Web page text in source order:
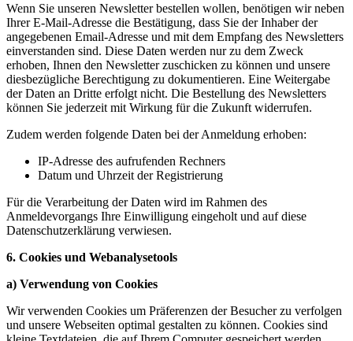
Wenn Sie unseren Newsletter bestellen wollen, benötigen wir neben
Ihrer E-Mail-Adresse die Bestätigung, dass Sie der Inhaber der
angegebenen Email-Adresse und mit dem Empfang des Newsletters
einverstanden sind. Diese Daten werden nur zu dem Zweck
erhoben, Ihnen den Newsletter zuschicken zu können und unsere
diesbezügliche Berechtigung zu dokumentieren. Eine Weitergabe
der Daten an Dritte erfolgt nicht. Die Bestellung des Newsletters
können Sie jederzeit mit Wirkung für die Zukunft widerrufen.
Zudem werden folgende Daten bei der Anmeldung erhoben:
IP-Adresse des aufrufenden Rechners
Datum und Uhrzeit der Registrierung
Für die Verarbeitung der Daten wird im Rahmen des
Anmeldevorgangs Ihre Einwilligung eingeholt und auf diese
Datenschutzerklärung verwiesen.
6. Cookies und Webanalysetools
a) Verwendung von Cookies
Wir verwenden Cookies um Präferenzen der Besucher zu verfolgen
und unsere Webseiten optimal gestalten zu können. Cookies sind